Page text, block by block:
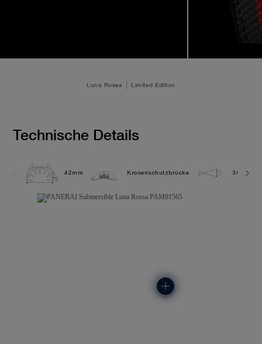
Luna Rossa Limited Edition
Technische Details
42mm Kronenschutzbrücke 30.0 bar